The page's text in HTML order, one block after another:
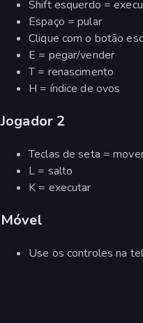
Shift esquerdo =
Espaço = pular
Clique com o botão
E = pegar/vender
T = renascimento
H = índice de ovos
Jogador 2
Teclas de seta =
L = salto
K = executar
Móvel
Use os controles na